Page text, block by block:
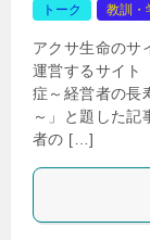
トーク
教訓・
アクサ生命のサ
運営するサイト
症～経営者の長
～」と題した記
者の […]